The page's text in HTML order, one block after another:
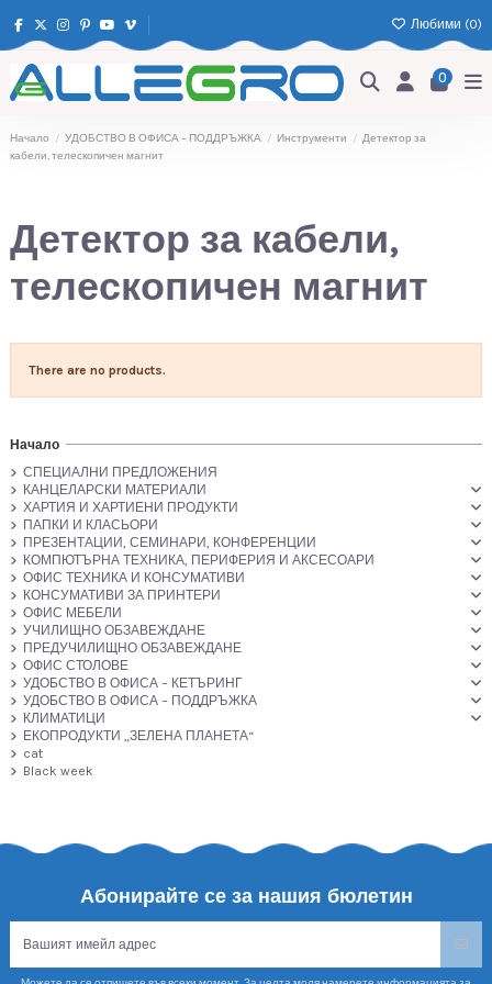
Любими (0)
0
Начало УДОБСТВО В ОФИСА – ПОДДРЪЖКА Инструменти
Детектор за
кабели, телескопичен магнит
Детектор за кабели,
телескопичен магнит
There are no products.
Начало
СПЕЦИАЛНИ ПРЕДЛОЖЕНИЯ
КАНЦЕЛАРСКИ МАТЕРИАЛИ
ХАРТИЯ И ХАРТИЕНИ ПРОДУКТИ
ПАПКИ И КЛАСЬОРИ
ПРЕЗЕНТАЦИИ, СЕМИНАРИ, КОНФЕРЕНЦИИ
КОМПЮТЪРНА ТЕХНИКА, ПЕРИФЕРИЯ И АКСЕСОАРИ
ОФИС ТЕХНИКА И КОНСУМАТИВИ
КОНСУМАТИВИ ЗА ПРИНТЕРИ
ОФИС МЕБЕЛИ
УЧИЛИЩНО ОБЗАВЕЖДАНЕ
ПРЕДУЧИЛИЩНО ОБЗАВЕЖДАНЕ
ОФИС СТОЛОВЕ
УДОБСТВО В ОФИСА – КЕТЪРИНГ
УДОБСТВО В ОФИСА – ПОДДРЪЖКА
КЛИМАТИЦИ
ЕКОПРОДУКТИ „ЗЕЛЕНА ПЛАНЕТА“
cat
Black week
Абонирайте се за нашия бюлетин